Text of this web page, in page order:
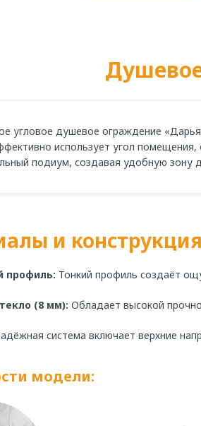
угловое душевое ограждение
использует угол
подиум, создавая удобную зону
и
профиль: Тонкий профиль создаёт
(8 мм): Обладает высокой
система включает верхние
модели: